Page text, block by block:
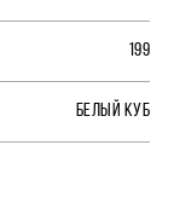
199
БЕЛЫЙ КУБ